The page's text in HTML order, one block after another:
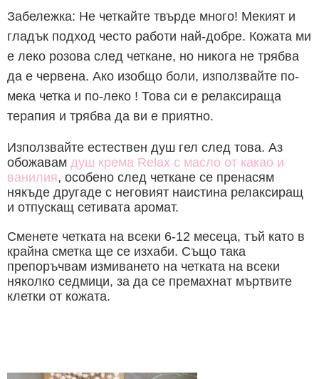
Забележка: Не четкайте твърде много! Мекият и
гладък подход често работи най-добре. Кожата ми
е леко розова след четкане, но никога не трябва
да е червена. Ако изобщо боли, използвайте по-
мека четка и по-леко ! Това си е релаксираща
терапия и трябва да ви е приятно.
Използвайте естествен душ гел след това. Аз
обожавам душ крема Relax с масло от какао и
ванилия, особено след четкане се пренасям
някъде другаде с неговият наистина релаксиращ
и отпускащ сетивата аромат.
Сменете четката на всеки 6-12 месеца, тъй като в
крайна сметка ще се изхаби. Също така
препоръчвам измиването на четката на всеки
няколко седмици, за да се премахнат мъртвите
клетки от кожата.